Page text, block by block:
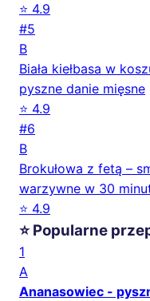
⭐ 4.9
#5
B
Biała kiełbasa w
pyszne danie mięsne
⭐ 4.9
#6
B
Brokułowa z fetą –
warzywne w 30
⭐ 4.9
⭐ Popularne
1
A
Ananasowiec -